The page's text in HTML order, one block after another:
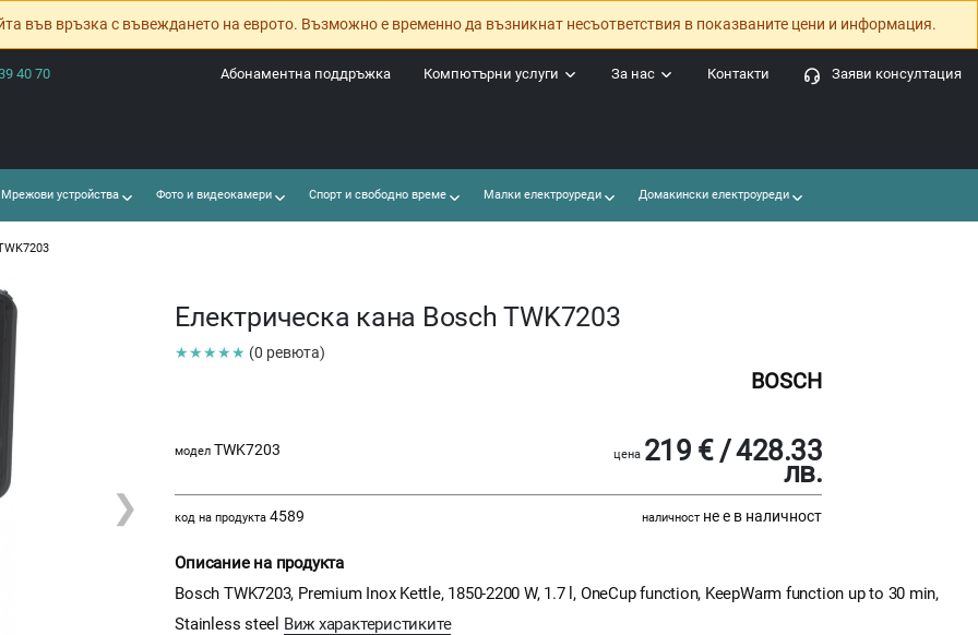
във връзка с въвеждането на еврото. Възможно е временно да възникнат несъответствия в показваните цени и информация.
40 70 Заяви консултация
Контакти
За нас
Компютърни услуги
Абонаментна поддръжка
устройства Фото и видеокамери Спорт и свободно време Малки електроуреди Домакински електроуреди
❯
Електрическа кана Bosch TWK7203
★★★★★ (0 ревюта)
BOSCH
модел TWK7203 цена 219 € / 428.33
лв.
код на продукта 4589 наличност не е в наличност
Описание на продукта
Bosch TWK7203, Premium Inox Kettle, 1850-2200 W, 1.7 l, OneCup function, KeepWarm function up to 30 min,
Stainless steel Виж характеристиките